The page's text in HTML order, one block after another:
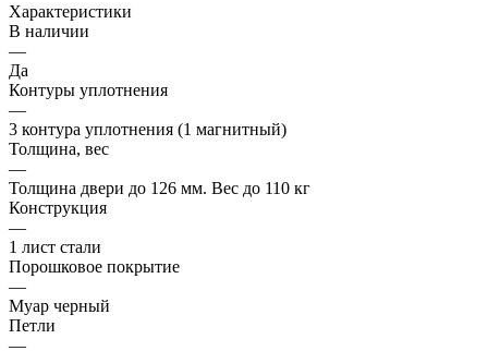
Характеристики
В наличии
—
Да
Контуры уплотнения
—
3 контура уплотнения (1 магнитный)
Толщина, вес
—
Толщина двери до 126 мм. Вес до 110 кг
Конструкция
—
1 лист стали
Порошковое покрытие
—
Муар черный
Петли
—